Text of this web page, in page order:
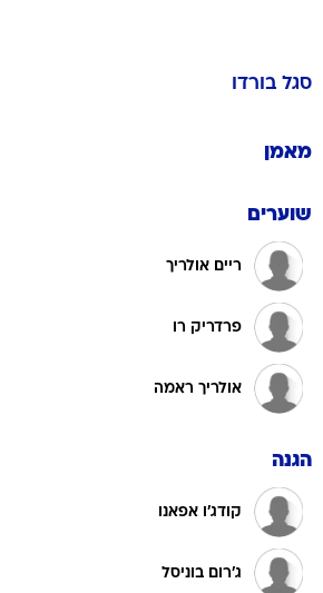
סגל בורדו
מאמן
שוערים
ריים אולריך
פרדריק רו
אולריך ראמה
הגנה
קודג'ו אפאנו
ג'רום בוניסל